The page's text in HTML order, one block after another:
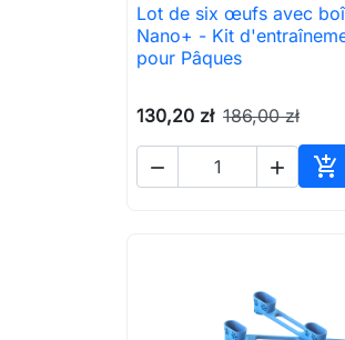
 Aperçu rapide
Lot de six œufs avec
Nano+ - Kit
pour Pâques
130,20 zł 186,00 zł
  